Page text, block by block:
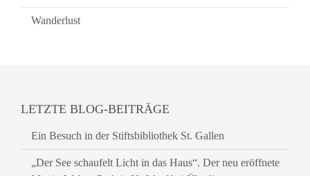
Wanderlust
LETZTE BLOG-BEITRÄGE
Ein Besuch in der Stiftsbibliothek St. Gallen
„Der See schaufelt Licht in das Haus“. Der neu eröffnete